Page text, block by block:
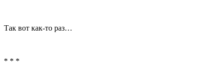
Так вот как-то раз…
* * *